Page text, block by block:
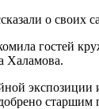
о
гостей
Халамова.
старшим